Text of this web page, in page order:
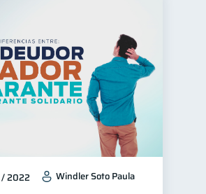
2022 Windler Soto Paula